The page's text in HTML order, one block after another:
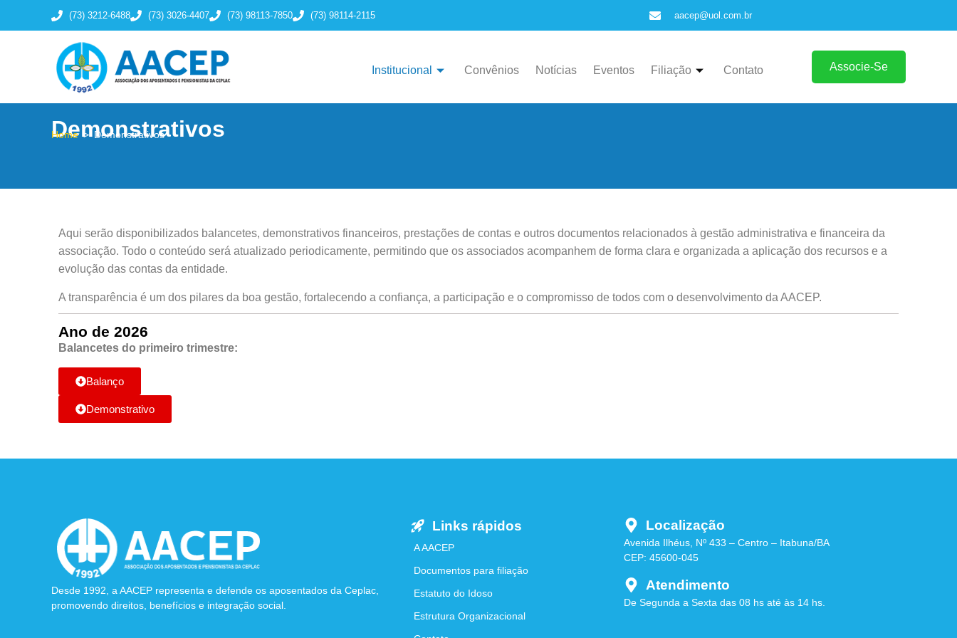
(73) 3212-6488 (73) 3026-4407 (73) 98113-7850 (73) 98114-2115 aacep@uol.com.br
Institucional Convênios Notícias Eventos Filiação Contato Associe-Se
Demonstrativos
Home>Demonstrativos
Aqui serão disponibilizados balancetes, demonstrativos financeiros, prestações de contas e outros documentos relacionados à gestão administrativa e financeira da
associação. Todo o conteúdo será atualizado periodicamente, permitindo que os associados acompanhem de forma clara e organizada a aplicação dos recursos e a
evolução das contas da entidade.
A transparência é um dos pilares da boa gestão, fortalecendo a confiança, a participação e o compromisso de todos com o desenvolvimento da AACEP.
Ano de 2026
Balancetes do primeiro trimestre:
Balanço
Demonstrativo
Desde 1992, a AACEP representa e defende os aposentados da Ceplac,
promovendo direitos, benefícios e integração social.
Links rápidos
A AACEP
Documentos para filiação
Estatuto do Idoso
Estrutura Organizacional
Localização
Avenida Ilhéus, Nº 433 – Centro – Itabuna/BA
CEP: 45600-045
Atendimento
De Segunda a Sexta das 08 hs até às 14 hs.